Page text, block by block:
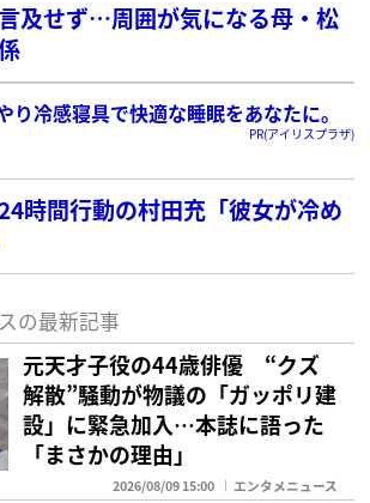
及せず…周囲が気になる母・松
り冷感寝具で快適な睡眠をあなたに。
PR(アイリスプラザ)
時間行動の村田充「彼女が冷め
の最新記事
元天才子役の44歳俳優 “クズ
解散”騒動が物議の「ガッポリ建
設」に緊急加入…本誌に語った
「まさかの理由」
2026/08/09 15:00 エンタメニュース